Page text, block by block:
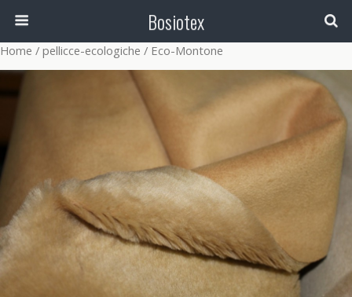
Bosiotex
Home / pellicce-ecologiche / Eco-Montone